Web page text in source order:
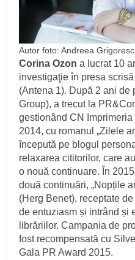
Autor foto: Andreea
Corina Ozon a lucrat 10
investigaţie în presa
(Antena 1). După 2 ani de
Group), a trecut la
gestionând CN
2014, cu romanul „Zilele
începută pe blogul
relaxarea cititorilor, care
o nouă continuare. În
două continuări, „Nopțile
(Herg Benet), receptate
de entuziasm și intrând și
librăriilor. Campania de
fost recompensată cu
Gala PR Award 2015.